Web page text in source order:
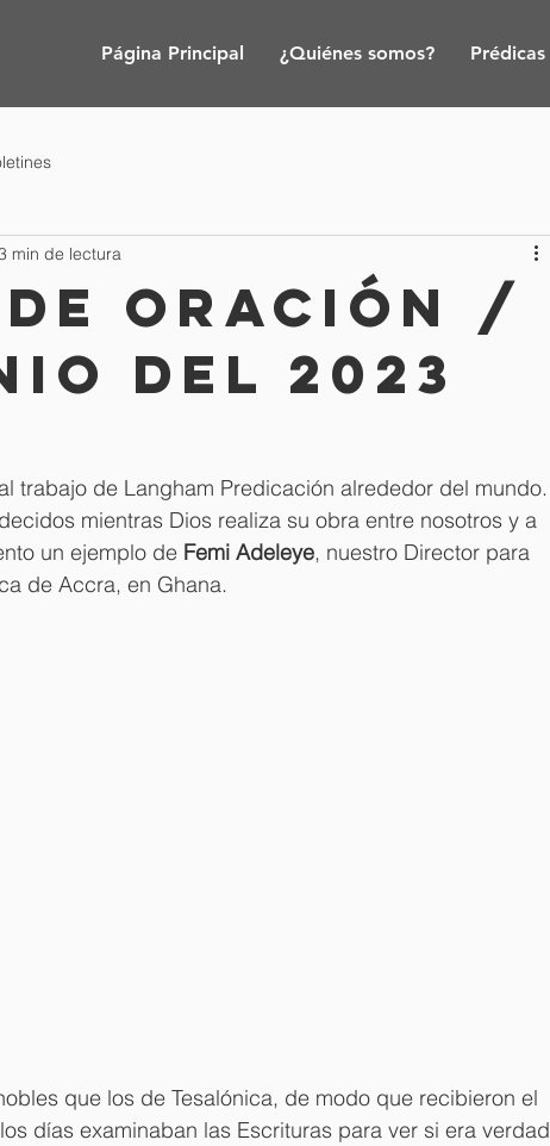
Página Principal ¿Quiénes somos? Prédicas
oración /
del 2023
min de lectura
trabajo de Langham Predicación alrededor del mundo.
mientras Dios realiza su obra entre nosotros y a
un ejemplo de Femi Adeleye, nuestro Director para
de Accra, en Ghana.
que los de Tesalónica, de modo que recibieron el
días examinaban las Escrituras para ver si era verdad